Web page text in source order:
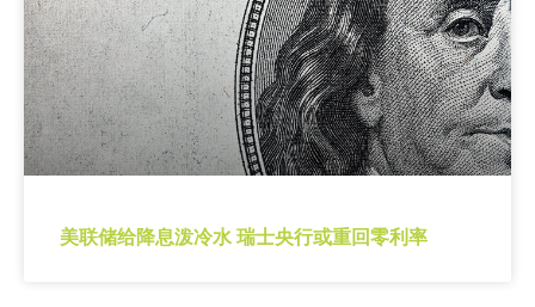
美联储给降息泼冷水 瑞士央行或重回零利率